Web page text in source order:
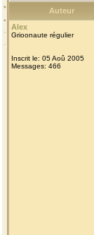
Auteur
Alex
Grioonaute régulier
Inscrit le: 05 Aoû 2005
Messages: 466